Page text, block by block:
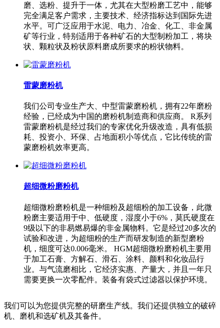
磨、选粉、提升于一体，尤其在大型粉磨工艺中，能够
完全满足客户需求，主要技术、经济指标达到国际先进
水平。可广泛应用于水泥、电力、冶金、化工、非金属
矿等行业，特别适用于各种矿石的大型制粉加工，将块
状、颗粒状及粉状原料磨成所要求的粉状物料。
雷蒙磨粉机
我们公司专业生产大、中型雷蒙磨粉机，拥有22年磨粉
经验，已经成为中国的磨粉机制造商和供应商。 R系列
雷蒙磨粉机是经过我们的专家优化升级改造，具有低损
耗、投资小、环保、占地面积小等优点，它比传统的雷
蒙磨粉机效率更高。
超细微粉磨粉机
超细微粉磨粉机是一种细粉及超细粉的加工设备，此微
粉磨主要适用于中、低硬度，湿度小于6%，莫氏硬度在
9级以下的非易燃易爆的非金属物料。它是经过20多次的
试验和改进，为超细粉的生产而研发制造的新型磨粉
机，细度可达0.006毫米。 HGM超细微粉磨粉机主要用
于加工石膏、方解石、滑石、涂料、颜料和化妆品行
业。与气流磨相比，它经济实惠、产量大，并且一年只
需要更换一次零配件。装备有袋式过滤器以保护环境。
我们可以为您提供完整的研磨生产线。我们还提供独立的破碎
机、磨机和选矿机及其备件。